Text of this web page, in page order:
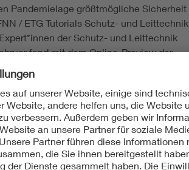
Pandemielage größtmögliche Sicherheit
/ ETG Tutorials Schutz- und Leittechnik
der Schutz- und Leittechnik
fand mit dem Online-Preview der
statt.
rund 200 Teilnehmende
Zeitraum 2025 bis 2030 und machten
Format wurde besonders durch junge